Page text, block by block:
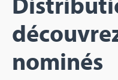
nominés